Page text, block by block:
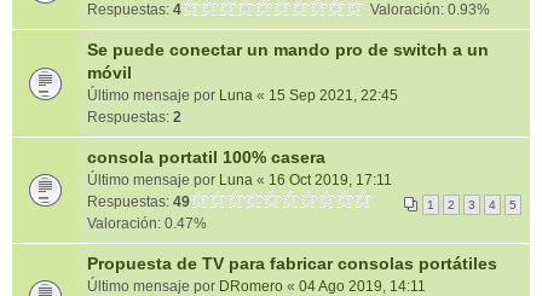
Respuestas: 4 Valoración: 0.93%
Se puede conectar un mando pro de switch a un
móvil
Último mensaje por Luna « 15 Sep 2021, 22:45
Respuestas: 2
consola portatil 100% casera
Último mensaje por Luna « 16 Oct 2019, 17:11
Respuestas: 49 1 2 3 4 5
Valoración: 0.47%
Propuesta de TV para fabricar consolas portátiles
Último mensaje por DRomero « 04 Ago 2019, 14:11